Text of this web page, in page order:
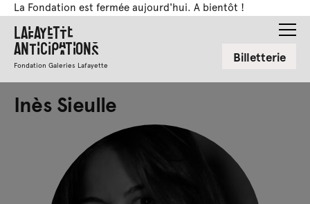
La Fondation est fermée aujourd'hui. A bientôt !
Lafayette
Anticipations
Fondation Galeries Lafayette Billetterie
Inès Sieulle